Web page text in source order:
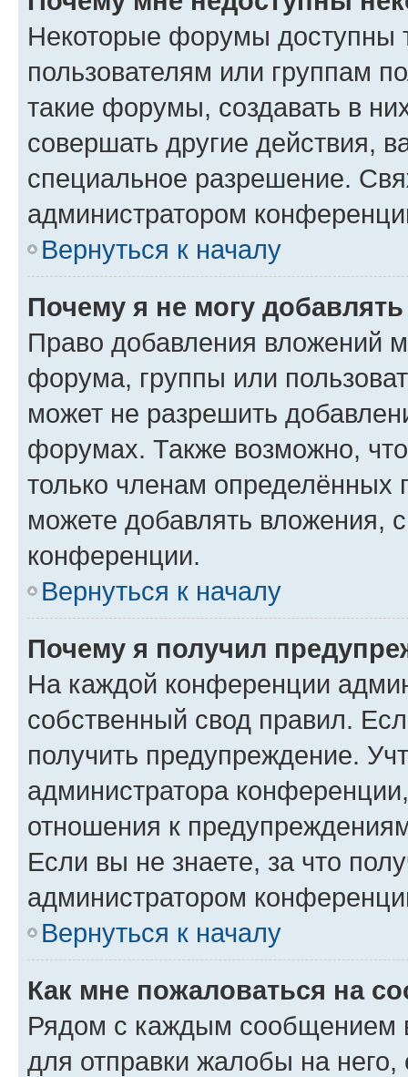
Некоторые форумы доступны
пользователям или группам
такие форумы, создавать в
совершать другие действия,
специальное разрешение.
администратором
Вернуться к началу
Почему я не могу
Право добавления вложений
форума, группы или
может не разрешить
форумах. Также возможно,
только членам определённых
можете добавлять вложения,
конференции.
Вернуться к началу
Почему я получил
На каждой конференции
собственный свод правил.
получить предупреждение.
администратора
отношения к
Если вы не знаете, за что
администратором
Вернуться к началу
Как мне пожаловаться на
Рядом с каждым сообщением
для отправки жалобы на